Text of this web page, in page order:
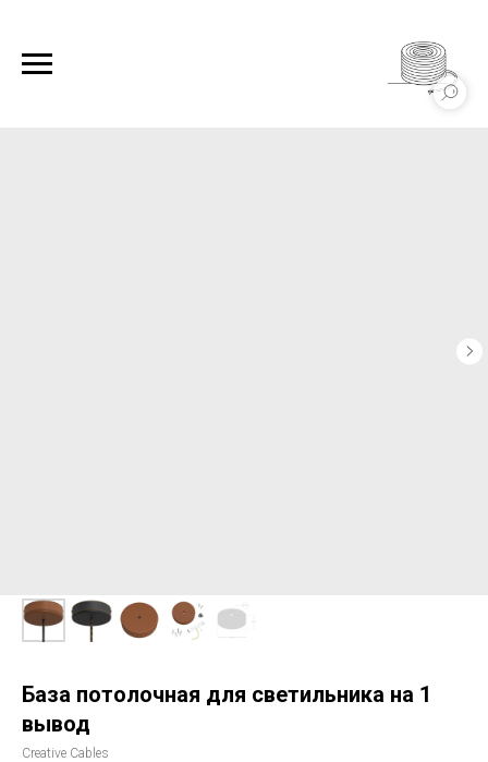
База потолочная для светильника на 1
вывод
Creative Cables